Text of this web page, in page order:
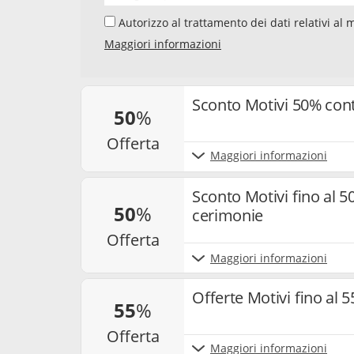
GmbH, Starstraße 2, D - 22305 Amburg,
newsletter sui temi "Codici Sconto" e "Offerte".
e cookie utilizzati per misurare i risultati.
e annullare l’iscrizione alla newsletter. Per
nostraprivacy policy
Maggiori informazioni
50%
offerta
Sconto Motivi 50%
Maggiori informazioni
50%
offerta
Sconto Motivi fino al
cerimonie
Maggiori informazioni
55%
offerta
Offerte Motivi fino al
Maggiori informazioni